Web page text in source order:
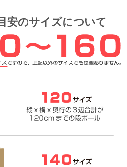
安のサイズについて